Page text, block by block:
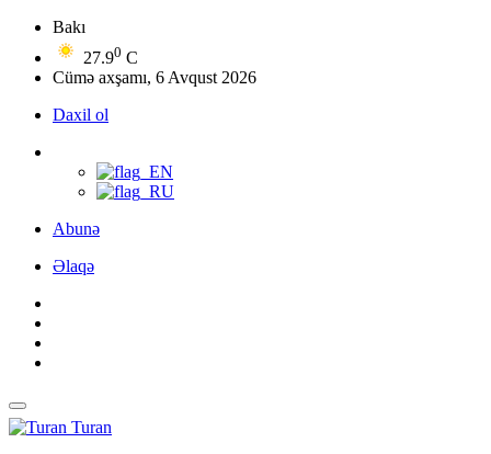
Bakı
27.90 C
Cümə axşamı, 6 Avqust 2026
Daxil ol
Abunə
Əlaqə
Turan